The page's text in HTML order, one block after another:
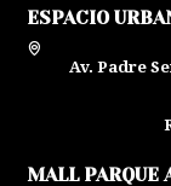
ESPACIO
Av. Padre
MALL PARQUE